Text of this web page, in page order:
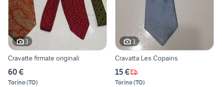
3
Cravatte firmate originali
60 €
Torino(TO)
3
Cravatta Les Copains
15 €
Torino(TO)